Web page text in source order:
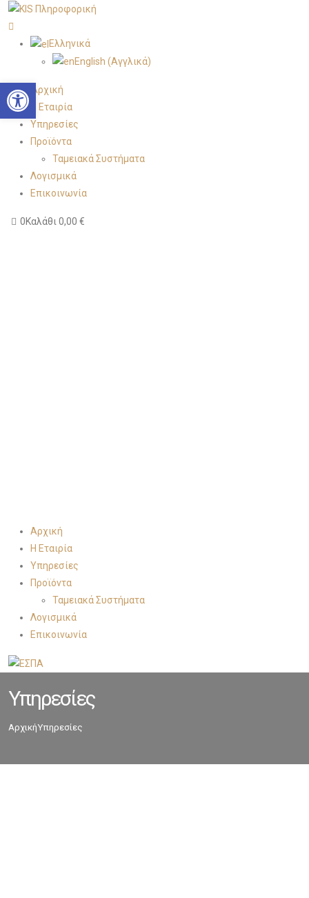
Ελληνικά
English (Αγγλικά)
Αρχική
Η Εταιρία
Υπηρεσίες
Προϊόντα
Ταμειακά Συστήματα
Λογισμικά
Επικοινωνία
0Καλάθι0,00 €
Αρχική
Η Εταιρία
Υπηρεσίες
Προϊόντα
Ταμειακά Συστήματα
Λογισμικά
Επικοινωνία
Υπηρεσίες
ΑρχικήΥπηρεσίες
Open toolbar